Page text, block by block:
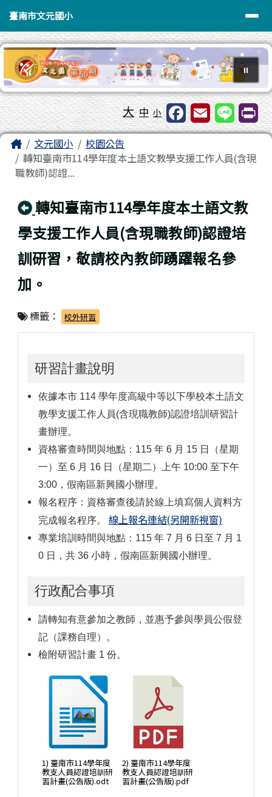
臺南市文元國小
導覽列
臺南市文元國小
⏸
工具列 大 中 小
主內容區域
Home文元國小
校園公告
轉知臺南市114學年度本土語文教學支援工作人員(含現
職教師)認證...
回上頁
轉知臺南市114學年度本土語文教
學支援工作人員(含現職教師)認證培
訓研習，敬請校內教師踴躍報名參
加。
標籤： 校外研習
研習計畫說明
依據本市 114 學年度高級中等以下學校本土語文
教學支援工作人員(含現職教師)認證培訓研習計
畫辦理。
資格審查時間與地點：115 年 6 月 15 日（星期
一）至 6 月 16 日（星期二）上午 10:00 至下午
3:00，假南區新興國小辦理。
報名程序：資格審查後請於線上填寫個人資料方
完成報名程序。線上報名連結(另開新視窗)
專業培訓時間與地點：115 年 7 月 6 日至 7 月 1
0 日，共 36 小時，假南區新興國小辦理。
行政配合事項
請轉知有意參加之教師，並惠予參與學員公假登
記（課務自理）。
檢附研習計畫 1 份。
1) 臺南市114學年度
教支人員認證培訓研
習計畫(公告版).odt
2) 臺南市114學年度
教支人員認證培訓研
習計畫(公告版).pdf
頁尾區域